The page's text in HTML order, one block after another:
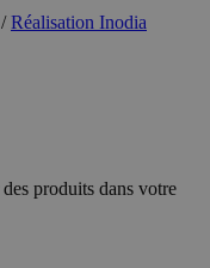
Réalisation Inodia
produits dans votre